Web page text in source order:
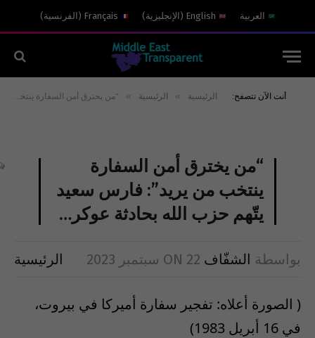
العربية English
( الإنجليزية)
Français
( الفرنسية)
أنت الآن تتصفح: الرئيسية » الرئيسية » “من يخترق أمن السفارة ينتخب من يريد”: فارس سعيد يتّهم حزب الله بحادثة عوكر…
“من يخترق أمن السفارة
ينتخب من يريد”: فارس سعيد
يتّهم حزب الله بحادثة عوكر…
بواسطة الشفّاف ON 22 سبتمبر 2023 الرئيسية
( الصورة أعلاه: تفجير سفارة أميركا في بيروت،
في 16 أبريل 1983)